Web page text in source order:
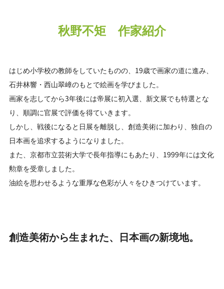
秋野不矩 作家紹介
はじめ小学校の教師をしていたものの、19歳で画家の道に進み、
石井林響・西山翠嶂のもとで絵画を学びました。
画家を志してから3年後には帝展に初入選、新文展でも特選とな
り、順調に官展で評価を得ていきます。
しかし、戦後になると日展を離脱し、創造美術に加わり、独自の
日本画を追求するようになりました。
また、京都市立芸術大学で長年指導にもあたり、1999年には文化
勲章を受章しました。
油絵を思わせるような重厚な色彩が人々をひきつけています。
創造美術から生まれた、日本画の新境地。